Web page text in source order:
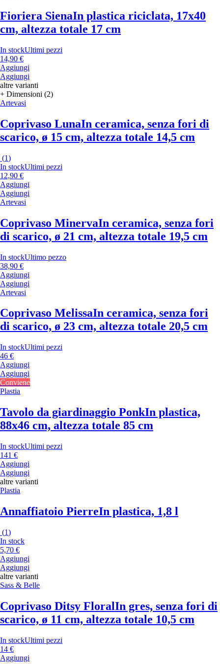
Fioriera SienaIn plastica riciclata, 17x40
cm, altezza totale 17 cm
In stockUltimi pezzi
14,90 €
Aggiungi
Aggiungi
altre varianti
+ Dimensioni (2)
Artevasi
Coprivaso LunaIn ceramica, senza fori di
scarico, ø 15 cm, altezza totale 14,5 cm
(1)
In stockUltimi pezzi
12,90 €
Aggiungi
Aggiungi
Artevasi
Coprivaso MinervaIn ceramica, senza fori
di scarico, ø 21 cm, altezza totale 19,5 cm
In stockUltimo pezzo
38,90 €
Aggiungi
Aggiungi
Artevasi
Coprivaso MelissaIn ceramica, senza fori
di scarico, ø 23 cm, altezza totale 20,5 cm
In stockUltimi pezzi
46 €
Aggiungi
Aggiungi
Conviene
Plastia
Tavolo da giardinaggio PonkIn plastica,
88x46 cm, altezza totale 85 cm
In stockUltimi pezzi
141 €
Aggiungi
Aggiungi
altre varianti
Plastia
Annaffiatoio PierreIn plastica, 1,8 l
(1)
In stock
5,70 €
Aggiungi
Aggiungi
altre varianti
Sass & Belle
Coprivaso Ditsy FloralIn gres, senza fori di
scarico, ø 11 cm, altezza totale 10,5 cm
In stockUltimi pezzi
14 €
Aggiungi